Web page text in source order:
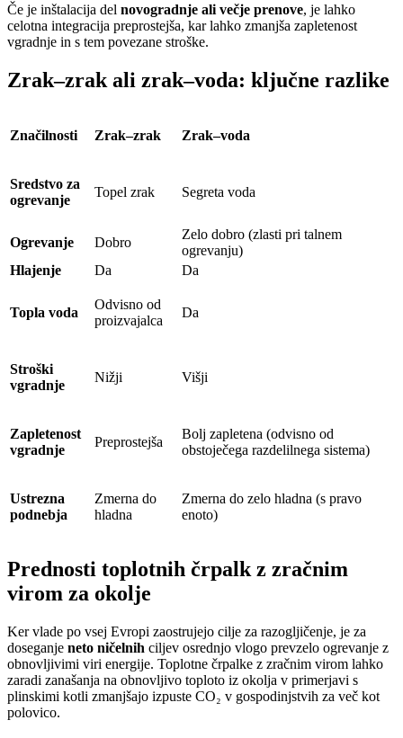
Če je inštalacija del novogradnje ali večje prenove, je lahko
celotna integracija preprostejša, kar lahko zmanjša zapletenost
vgradnje in s tem povezane stroške.
Zrak–zrak ali zrak–voda: ključne razlike
Značilnosti Zrak–zrak Zrak–voda
Sredstvo za
ogrevanje
Topel zrak Segreta voda
Ogrevanje Dobro
Zelo dobro (zlasti pri talnem
ogrevanju)
Hlajenje
Da Da
Topla voda
Odvisno od
proizvajalca
Da
Stroški
vgradnje
Nižji Višji
Zapletenost
vgradnje
Preprostejša
Bolj zapletena (odvisno od
obstoječega razdelilnega sistema)
Ustrezna
podnebja
Zmerna do
hladna
Zmerna do zelo hladna (s pravo
enoto)
Prednosti toplotnih črpalk z zračnim
virom za okolje
Ker vlade po vsej Evropi zaostrujejo cilje za razogljičenje, je za
doseganje neto ničelnih ciljev osrednjo vlogo prevzelo ogrevanje z
obnovljivimi viri energije. Toplotne črpalke z zračnim virom lahko
zaradi zanašanja na obnovljivo toploto iz okolja v primerjavi s
plinskimi kotli zmanjšajo izpuste CO₂ v gospodinjstvih za več kot
polovico.